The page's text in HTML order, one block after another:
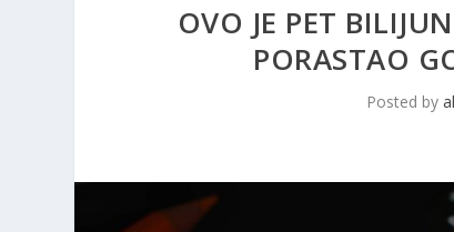
OVO JE PET
PORASTAO
Posted by